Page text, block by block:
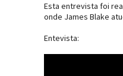
Esta entrevista foi
onde James Blake
Entevista: